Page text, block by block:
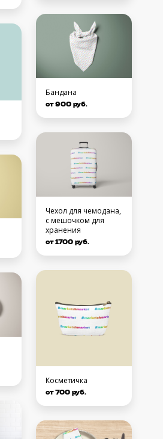
Бандана
от 900 руб.
Чехол для чемодана,
с мешочком для
хранения
от 1700 руб.
Косметичка
от 700 руб.